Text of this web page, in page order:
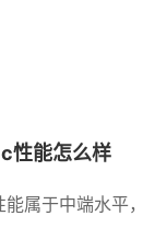
性能怎么样
能属于中端水平